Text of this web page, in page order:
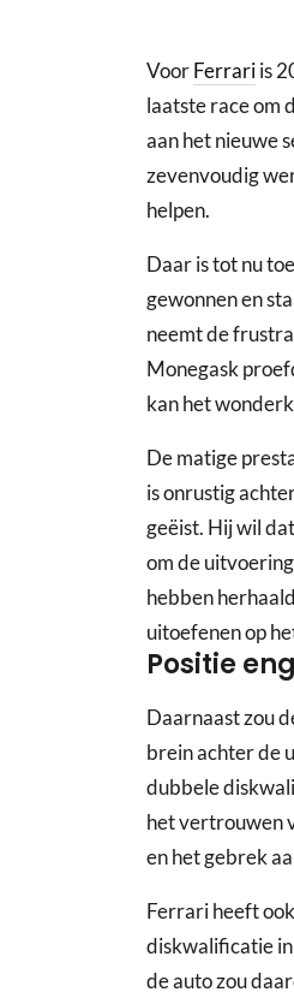
VoorFerrariis
laatste race om
aan het nieuwe
zevenvoudig
helpen.
Daar is tot nu
gewonnen en
neemt de
Monegask
kan het
De matige
is onrustig
geëist. Hij wil
om de
hebben
uitoefenen op
Positie
Daarnaast zou
brein achter de
dubbele
het vertrouwen
en het gebrek
Ferrari heeft
diskwalificatie
de auto zou